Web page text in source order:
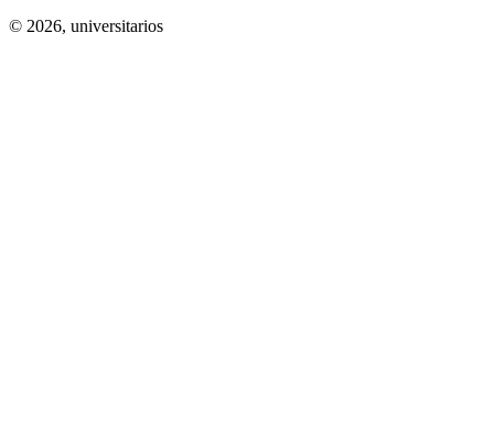
© 2026, universitarios